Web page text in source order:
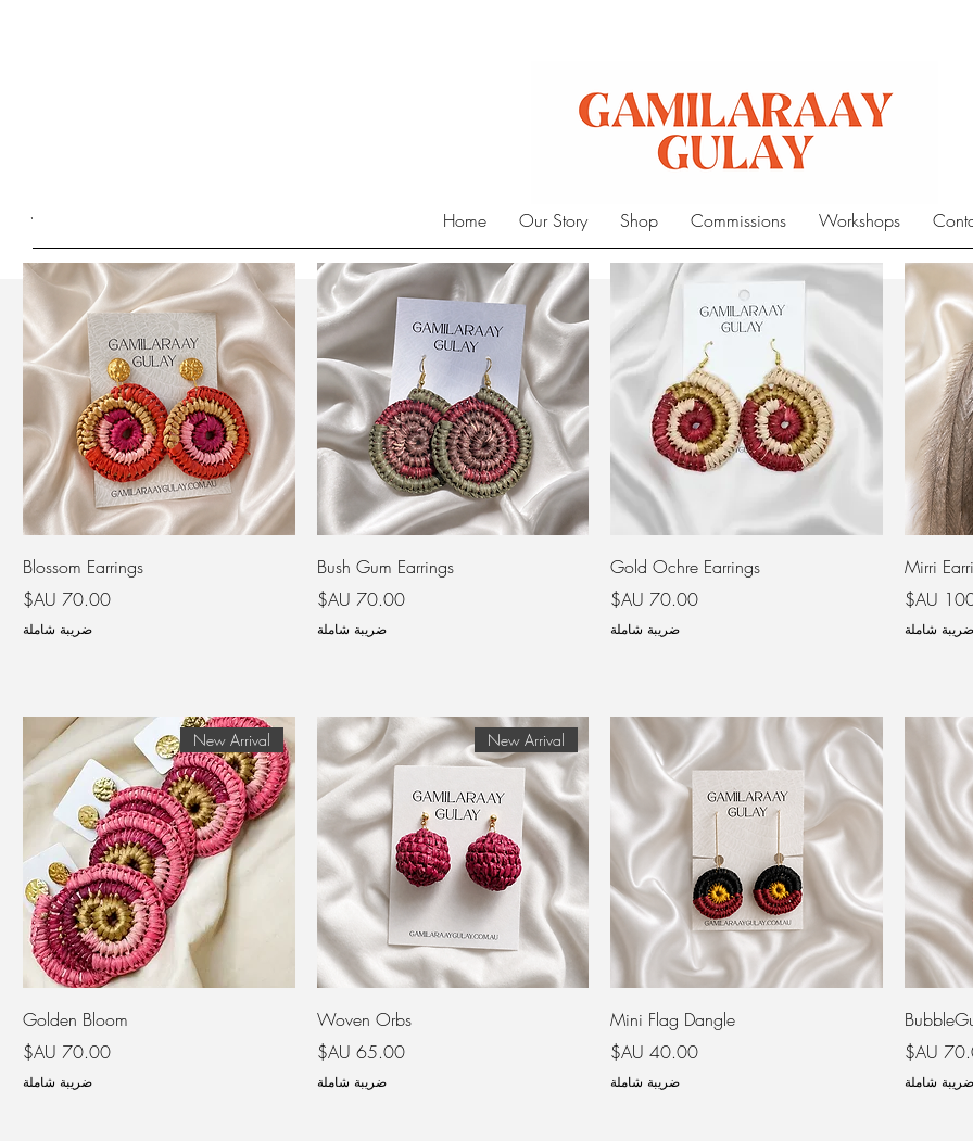
Home Our Story Shop Commissions Workshops
Mirri
ضريبة شاملة
Gold Ochre Earrings
السعر
ضريبة شاملة
Bush Gum Earrings
السعر‏70.00 AU$
ضريبة شاملة
Blossom Earrings
السعر
ضريبة شاملة
ضريبة شاملة
Mini Flag Dangle
السعر
ضريبة شاملة
New Arrival
Woven Orbs
السعر‏65.00 AU$
ضريبة شاملة
New Arrival
Golden Bloom
السعر
ضريبة شاملة